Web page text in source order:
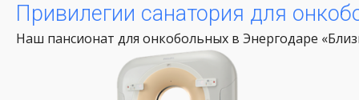
Привилегии санатория для
Наш пансионат для онкобольных в Энергодаре